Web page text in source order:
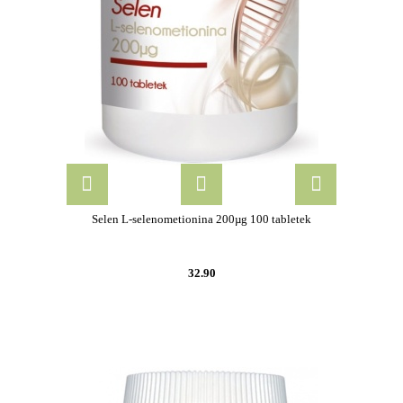
Selen L-selenometionina 200µg 100 tabletek
32.90